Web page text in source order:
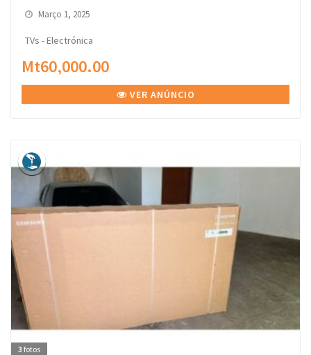
Março 1, 2025
TVs - Electrónica
Mt60,000.00
VER ANÚNCIO
3 fotos